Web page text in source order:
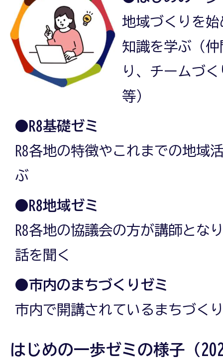
地域づくりを
知識を学ぶ（
り、チームづ
等）
●R8基礎ゼミ
R8各地の特徴やこれまでの地域
ぶ
●R8地域ゼミ
R8各地の協議会の方が講師とな
話を聞く
●市内のまちづくりゼミ
市内で開講されているまちづく
はじめの一歩ゼミの様子（